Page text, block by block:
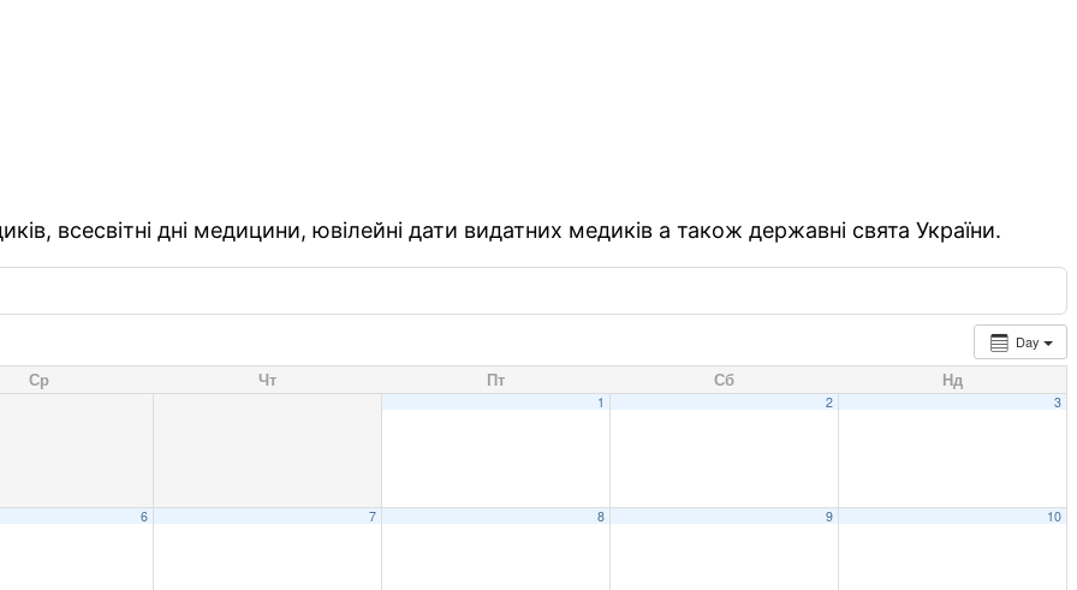
всесвітні дні медицини, ювілейні дати видатних медиків а також державні свята України.
Day
Ср Чт Пт Сб Нд
1 2 3
6 7 8 9 10